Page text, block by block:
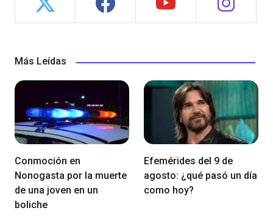
Más Leídas
Conmoción en
Nonogasta por la muerte
de una joven en un
boliche
Efemérides del 9 de
agosto: ¿qué pasó un día
como hoy?